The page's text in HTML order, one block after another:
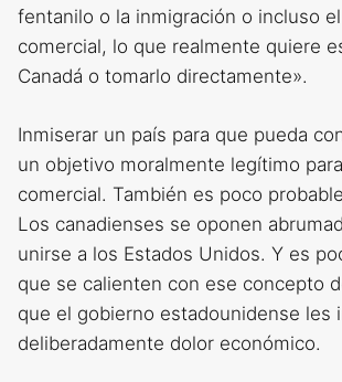
fentanilo o la inmigración o incluso
comercial, lo que realmente quiere
Canadá o tomarlo directamente».
Inmiserar un país para que pueda
un objetivo moralmente legítimo
comercial. También es poco
Los canadienses se oponen
unirse a los Estados Unidos. Y es
que se calienten con ese concepto
que el gobierno estadounidense les
deliberadamente dolor económico.